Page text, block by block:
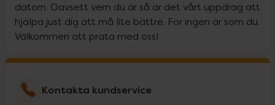
datorn. Oavsett vem du är så är det vårt uppdrag att
hjälpa just dig att må lite bättre. För ingen är som du.
Välkommen att prata med oss!
Kontakta kundservice